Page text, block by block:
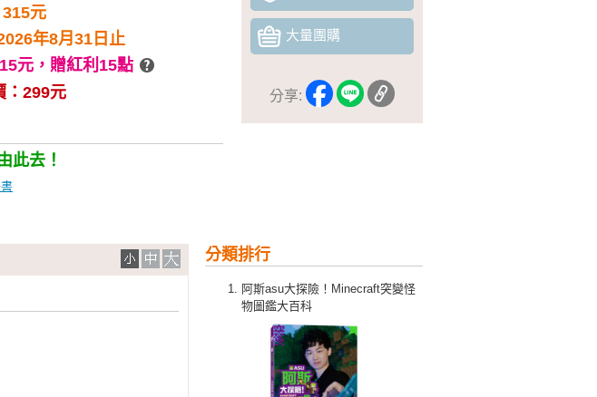
大量團購
分享:
元
年8月31日止
元， 贈紅利15點
：299元
此去！
分類排行
阿斯asu大探險！Minecraft突變怪
物圖鑑大百科